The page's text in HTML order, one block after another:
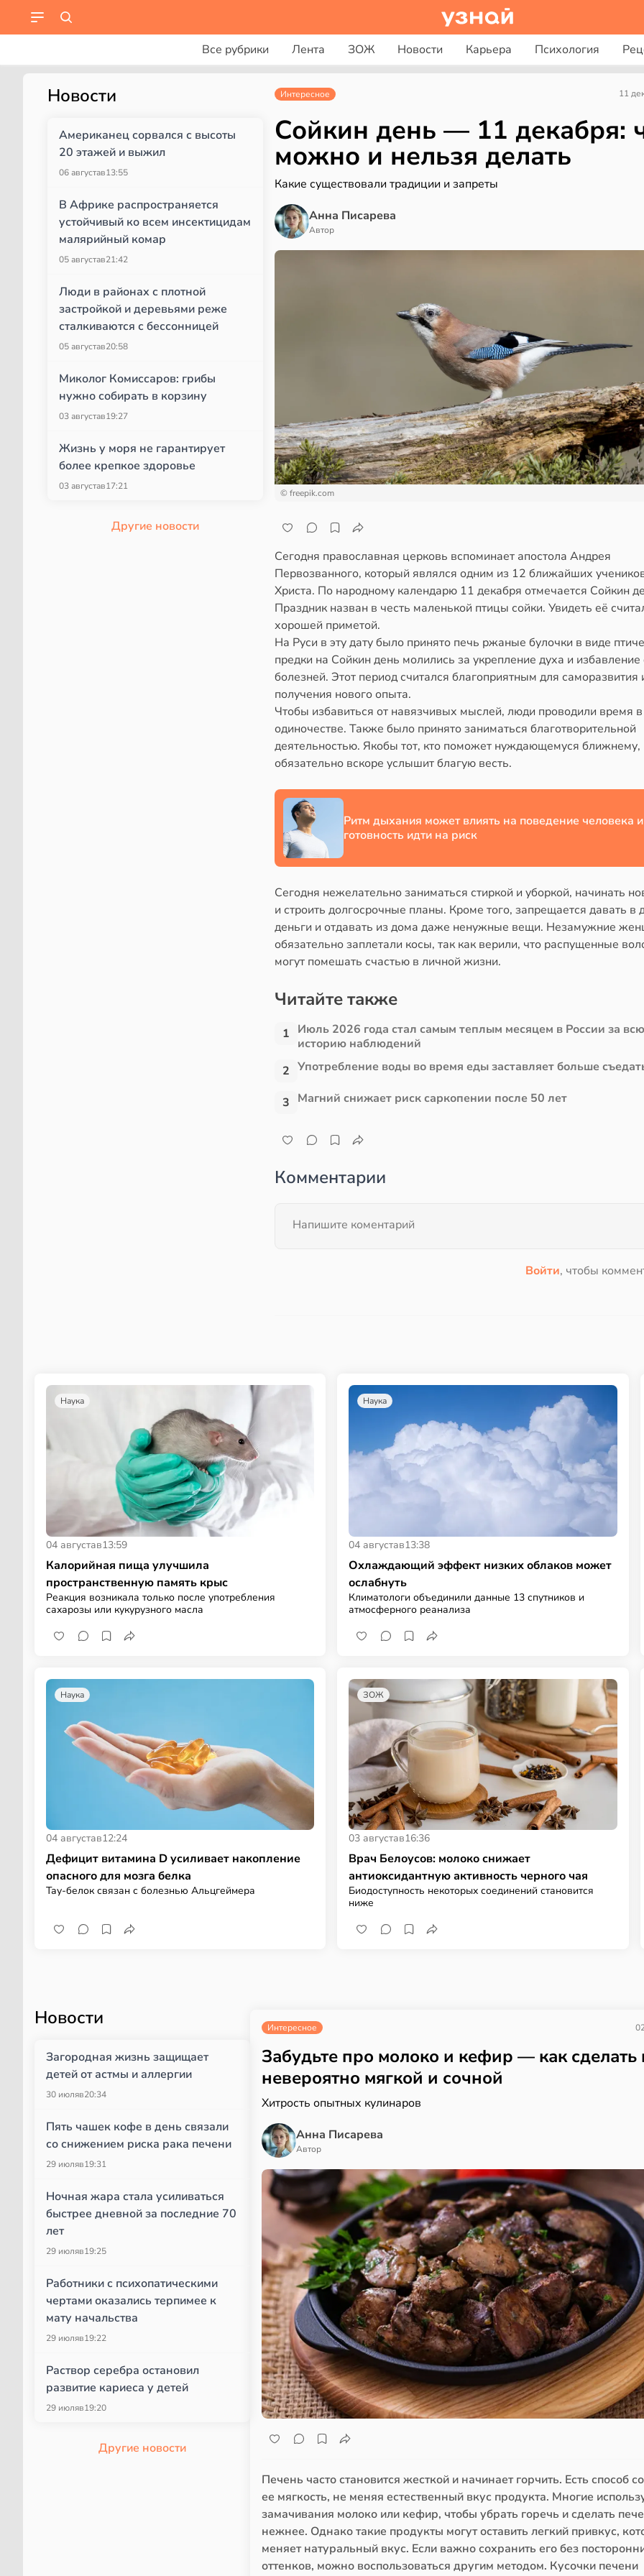
Все рубрики Лента ЗОЖ Новости Карьера Психология
Новости
Американец сорвался с высоты
20 этажей и выжил
06 августав13:55
В Африке распространяется
устойчивый ко всем инсектицидам
малярийный комар
05 августав21:42
Люди в районах с плотной
застройкой и деревьями реже
сталкиваются с бессонницей
05 августав20:58
Миколог Комиссаров: грибы
нужно собирать в корзину
03 августав19:27
Жизнь у моря не гарантирует
более крепкое здоровье
03 августав17:21
Другие новости
Интересное 11
Сойкин день — 11 декабря:
можно и нельзя делать
Какие существовали традиции и запреты
Анна Писарева
Автор
© freepik.com
Сегодня православная церковь вспоминает апостола Андрея
Первозванного, который являлся одним из 12 ближайших
Христа. По народному календарю 11 декабря отмечается Сойкин
Праздник назван в честь маленькой птицы сойки. Увидеть её
хорошей приметой.
На Руси в эту дату было принято печь ржаные булочки в виде
предки на Сойкин день молились за укрепление духа и избавление
болезней. Этот период считался благоприятным для саморазвития
получения нового опыта.
Чтобы избавиться от навязчивых мыслей, люди проводили время в
одиночестве. Также было принято заниматься благотворительной
деятельностью. Якобы тот, кто поможет нуждающемуся ближнему,
обязательно вскоре услышит благую весть.
Ритм дыхания может влиять на поведение человека
готовность идти на риск
Сегодня нежелательно заниматься стиркой и уборкой, начинать
и строить долгосрочные планы. Кроме того, запрещается давать в
деньги и отдавать из дома даже ненужные вещи. Незамужние
обязательно заплетали косы, так как верили, что распущенные
могут помешать счастью в личной жизни.
Читайте также
1 Июль 2026 года стал самым теплым месяцем в России за всю
историю наблюдений
2 Употребление воды во время еды заставляет больше
3 Магний снижает риск саркопении после 50 лет
Комментарии
Войти, чтобы
Наука
04 августав13:59
Калорийная пища улучшила
пространственную память крыс
Реакция возникала только после употребления
сахарозы или кукурузного масла
Наука
04 августав13:38
Охлаждающий эффект низких облаков может
ослабнуть
Климатологи объединили данные 13 спутников и
атмосферного реанализа
Наука
04 августав12:24
Дефицит витамина D усиливает накопление
опасного для мозга белка
Тау-белок связан с болезнью Альцгеймера
ЗОЖ
03 августав16:36
Врач Белоусов: молоко снижает
антиоксидантную активность черного чая
Биодоступность некоторых соединений становится
ниже
Новости
Загородная жизнь защищает
детей от астмы и аллергии
30 июляв20:34
Пять чашек кофе в день связали
со снижением риска рака печени
29 июляв19:31
Ночная жара стала усиливаться
быстрее дневной за последние 70
лет
29 июляв19:25
Работники с психопатическими
чертами оказались терпимее к
мату начальства
29 июляв19:22
Раствор серебра остановил
развитие кариеса у детей
29 июляв19:20
Другие новости
Интересное
Забудьте про молоко и кефир — как сделать
невероятно мягкой и сочной
Хитрость опытных кулинаров
Анна Писарева
Автор
Печень часто становится жесткой и начинает горчить. Есть способ
ее мягкость, не меняя естественный вкус продукта. Многие
замачивания молоко или кефир, чтобы убрать горечь и сделать
нежнее. Однако такие продукты могут оставить легкий привкус,
меняет натуральный вкус. Если важно сохранить его без
оттенков, можно воспользоваться другим методом. Кусочки печени